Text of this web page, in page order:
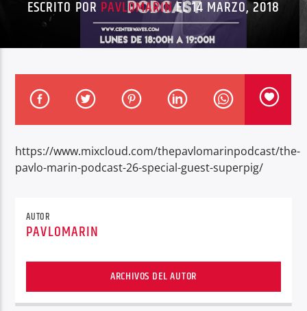
TOM NOVY
ESCRITO POR PAVLOMARINEL 14 MARZO, 2018
https://www.mixcloud.com/thepavlomarinpodcast/the-
pavlo-marin-podcast-26-special-guest-superpig/
AUTOR
PAVLOMARIN
ARCHIVOS DEL AUTOR